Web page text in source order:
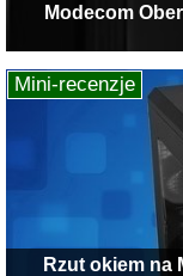
Modecom
Rzut okiem na
Mini-recenzje